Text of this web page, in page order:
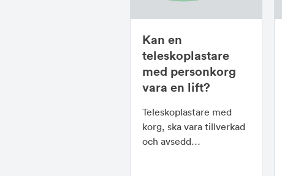
Kan en
teleskoplastare
med personkorg
vara en lift?
Teleskoplastare med
korg, ska vara tillverkad
och avsedd…